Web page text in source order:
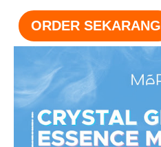
ORDER SEKARANG